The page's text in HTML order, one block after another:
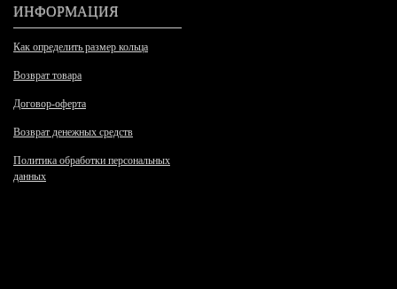
ИНФОРМАЦИЯ
Как определить размер кольца
Возврат товара
Договор-оферта
Возврат денежных средств
Политика обработки персональных
данных